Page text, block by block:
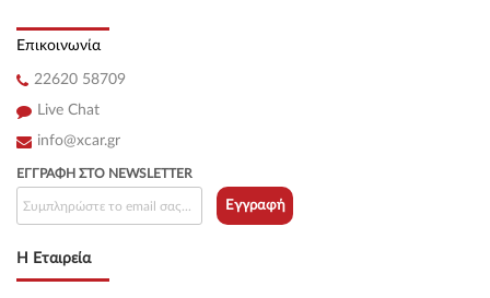
Επικοινωνία
22620 58709
Live Chat
info@xcar.gr
Η Εταιρεία
ΕΓΓΡΑΦΉ ΣΤΟ NEWSLETTER
Εγγραφή